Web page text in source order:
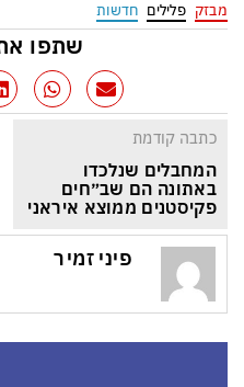
מבזק פלילים חדשות
שתפו
כתבה קודמת
המחבלים שנלכדו
באתונה הם שב״חים
פקיסטנים ממוצא איראני
פיני זמיר